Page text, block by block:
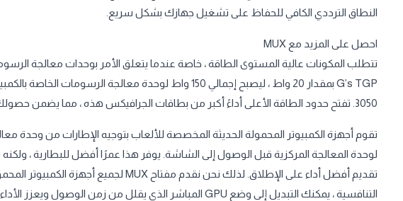
النطاق الترددي الكافي للحفاظ على تشغيل جهازك بشكل سريع.
احصل على المزيد مع MUX
تتطلب المكونات عالية المستوى الطاقة ، خاصة عندما يتعلق الأمر بوحدات معالجة
3050. تفتح حدود الطاقة الأعلى أداءً أكبر من بطاقات الجرافيكس هذه ، مما يضمن حصولك على أفضل تجربة ألعاب على الإطلاق.
تقوم أجهزة الكمبيوتر المحمولة الحديثة المخصصة للألعاب بتوجيه الإطارات من وحدة
لوحدة المعالجة المركزية قبل الوصول إلى الشاشة. يوفر هذا عمرًا أفضل للبطارية ،
التنافسية ، يمكنك التبديل إلى وضع GPU المباشر الذي يقلل من زمن الوصول ويعزز الأداء بمعدل 15٪.